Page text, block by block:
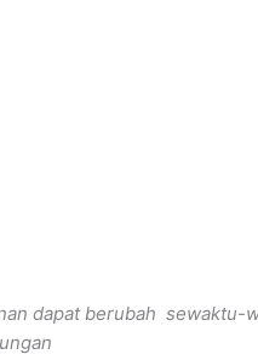
dapat berubah sewaktu-